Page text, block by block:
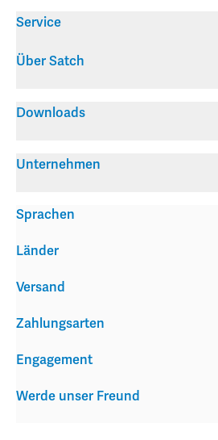
Service
Über Satch
Downloads
Unternehmen
Versand
Zahlungsarten
Engagement
Werde unser Freund
Sprachen
Länder